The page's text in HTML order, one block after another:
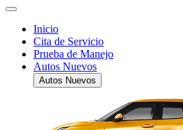
Inicio
Cita de Servicio
Prueba de Manejo
Autos Nuevos
Autos Nuevos